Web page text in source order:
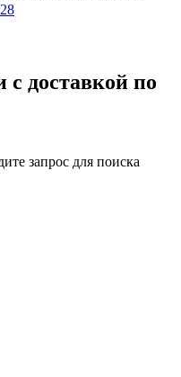
доставкой по
запрос для поиска